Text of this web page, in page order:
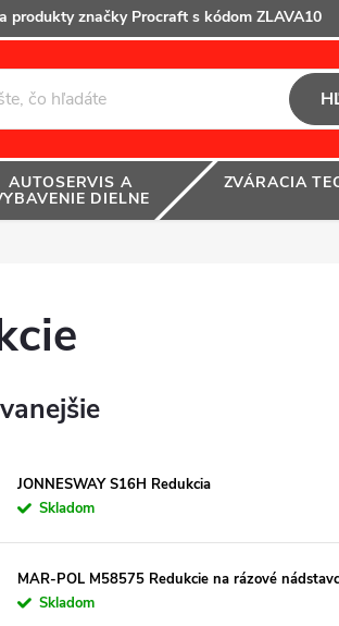
produkty značky Procraft s kódom ZLAVA10
AUTOSERVIS A
DIELNE
ZVÁRACIA
JONNESWAY S16H Redukcia
Skladom
MAR-POL M58575 Redukcie na rázové
Skladom